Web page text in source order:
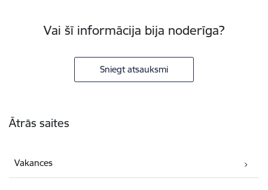
Vai šī informācija bija noderīga?
Sniegt atsauksmi
Ātrās saites
Vakances